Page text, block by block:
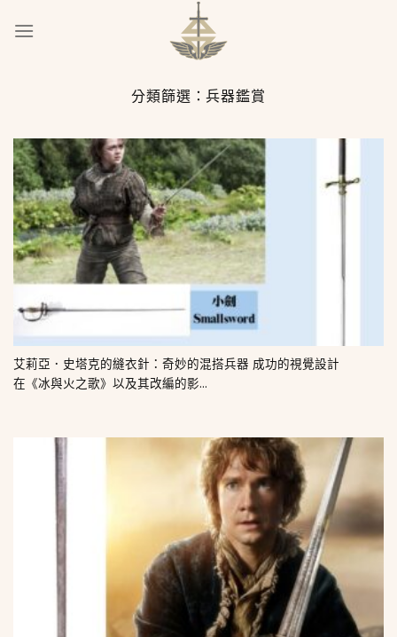
分類篩選：兵器鑑賞
艾莉亞．史塔克的縫衣針：奇妙的混搭兵器 成功的視覺設計
在《冰與火之歌》以及其改編的影...